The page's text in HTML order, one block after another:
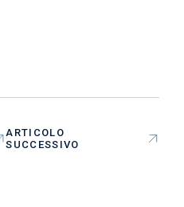
ARTICOLO
SUCCESSIVO